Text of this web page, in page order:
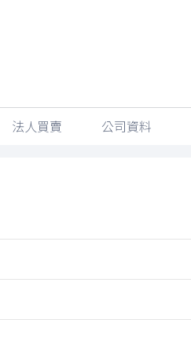
法人買賣 公司資料